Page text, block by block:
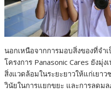
นอกเหนือจากการมอบสิ่งของที่จ
โครงการ Panasonic Cares ยังมุ่
สิ่งแวดล้อมในระยะยาวให้แก่เยา
วินัยในการแยกขยะ และการลดม